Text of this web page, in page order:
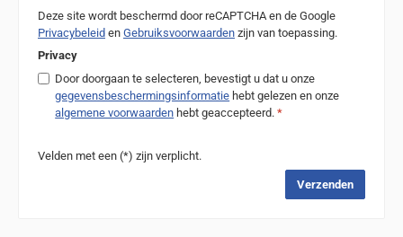
Deze site wordt beschermd door reCAPTCHA en de Google
Privacybeleid en Gebruiksvoorwaarden zijn van toepassing.
Privacy
Door doorgaan te selecteren, bevestigt u dat u onze
gegevensbeschermingsinformatie hebt gelezen en onze
algemene voorwaarden hebt geaccepteerd.*
Velden met een (*) zijn verplicht.
Verzenden